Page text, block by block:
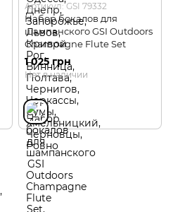
Артикул: GSI 79332
Набор бокалов для
шампанского GSI Outdoors
Champagne Flute Set
1 025 грн
Нет в наличии